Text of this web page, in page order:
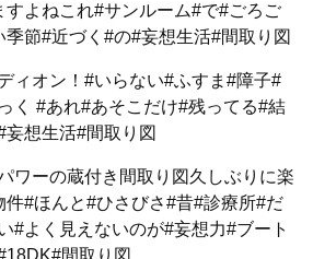
すよねこれ#サンルーム#で#ごろご
季節#近づく#の#妄想生活#間取り図
ィオン！#いらない#ふすま#障子#
く #あれ#あそこだけ#残ってる#結
妄想生活#間取り図
ワーの蔵付き間取り図久しぶりに楽
件#ほんと#ひさびさ#昔#診療所#だ
#よく見えないのが#妄想力#ブート